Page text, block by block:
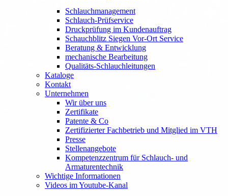
Schlauchmanagement
Schlauch-Prüfservice
Druckprüfung im Kundenauftrag
Schauchblitz Siegen Vor-Ort Service
Beratung & Entwicklung
mechanische Bearbeitung
Qualitäts-Schlauchleitungen
Kataloge
Kontakt
Unternehmen
Wir über uns
Zertifikate
Patente & Co
Zertifizierter Fachbetrieb und Mitglied im VTH
Presse
Stellenangebote
Kompetenzzentrum für Schlauch- und
Armaturentechnik
Wichtige Informationen
Videos im Youtube-Kanal